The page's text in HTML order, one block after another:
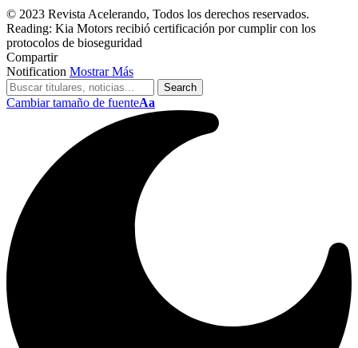
© 2023 Revista Acelerando, Todos los derechos reservados.
Reading: Kia Motors recibió certificación por cumplir con los
protocolos de bioseguridad
Compartir
Notification Mostrar Más
Cambiar tamaño de fuenteAa